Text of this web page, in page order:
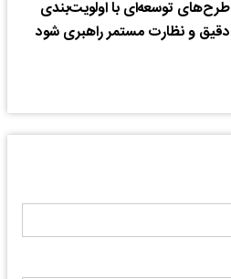
طرح‌های توسعه‌ای با اولویت‌بندی
دقیق و نظارت مستمر راهبری شود